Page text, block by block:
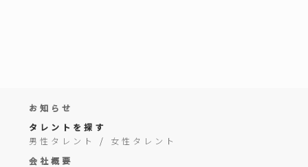
お知らせ
タレントを探す
男性タレント
/ 女性タレント
会社概要